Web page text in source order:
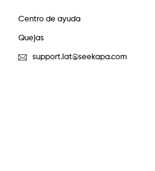
Centro de ayuda
Quejas
support.lat@seekapa.com